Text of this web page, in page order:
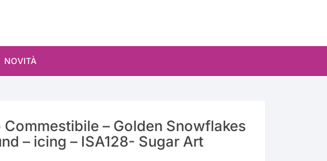
Pronta Consegna
NOVITÀ
– Golden Snowflakes
– icing – ISA128- Sugar Art